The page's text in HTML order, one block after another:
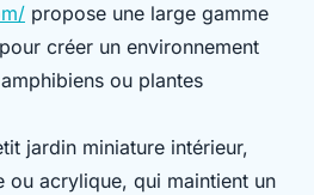
propose une large gamme
créer un environnement
ou plantes
jardin miniature intérieur,
ou acrylique, qui maintient un